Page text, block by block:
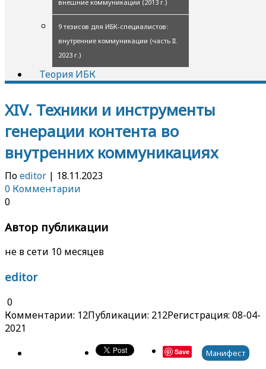
внешние коммуникации (2013 г.)
9 тезисов для ИБК-специалистов:
внутренние коммуникации (часть II.
2023 г.)
Теория ИБК
XIV. Техники и инструменты
генерации контента во
внутренних коммуникациях
Поeditor | 18.11.2023
0 Комментарии
0
Автор публикации
не в сети 10 месяцев
editor
0
Комментарии: 12Публикации: 212Регистрация: 08-04-
2021
Save Манифест